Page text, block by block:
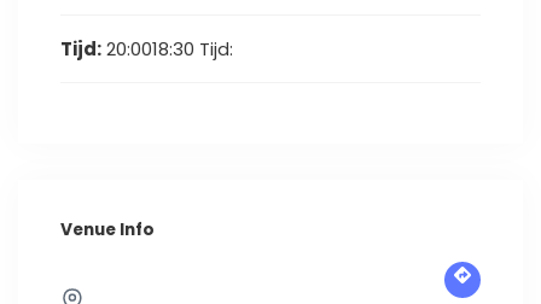
Tijd:20:0018:30 Tijd:
Venue Info